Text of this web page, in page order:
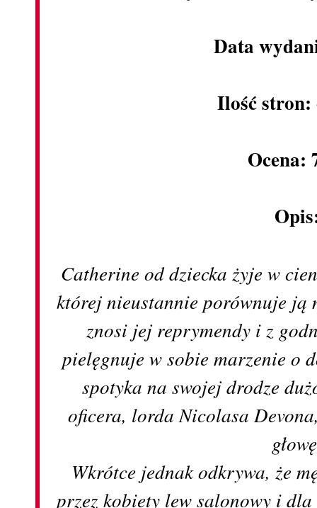
Data
Ilość stron:
Ocena:
Catherine od dziecka żyje w
której nieustannie porównuje ją
znosi jej reprymendy i z
pielęgnuje w sobie marzenie o
spotyka na swojej drodze
oficera, lorda Nicolasa
Wkrótce jednak odkrywa, że
przez kobiety lew salonowy i